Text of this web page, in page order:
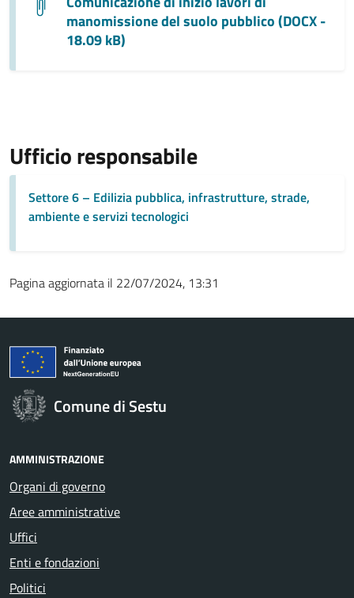
manomissione del suolo pubblico (DOCX -
18.09 kB)
Ufficio responsabile
Settore 6 – Edilizia pubblica, infrastrutture, strade,
ambiente e servizi tecnologici
Pagina aggiornata il 22/07/2024, 13:31
Comune di Sestu
AMMINISTRAZIONE
Organi di governo
Aree amministrative
Uffici
Enti e fondazioni
Politici